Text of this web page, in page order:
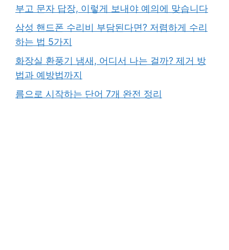
부고 문자 답장, 이렇게 보내야 예의에 맞습니다
삼성 핸드폰 수리비 부담된다면? 저렴하게 수리
하는 법 5가지
화장실 환풍기 냄새, 어디서 나는 걸까? 제거 방
법과 예방법까지
름으로 시작하는 단어 7개 완전 정리